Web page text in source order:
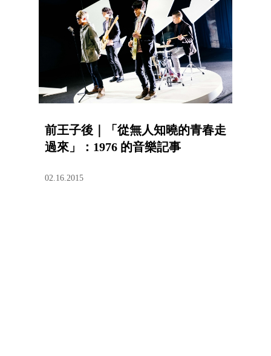
前王子後｜「從無人知曉的青春走
過來」：1976 的音樂記事
02.16.2015